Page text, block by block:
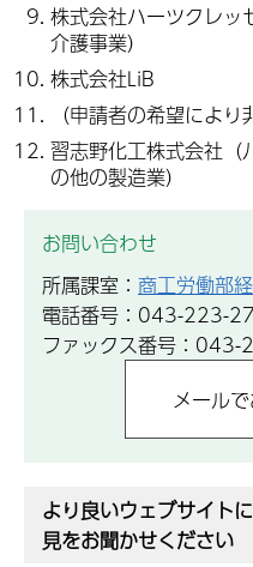
株式会社ハーツクレッ
介護事業）
株式会社LiB
（申請者の希望により
習志野化工株式会社（
の他の製造業）
お問い合わせ
所属課室： 商工労働部
電話番号：043-223-
ファックス番号：
より良いウェブサイト
見をお聞かせください